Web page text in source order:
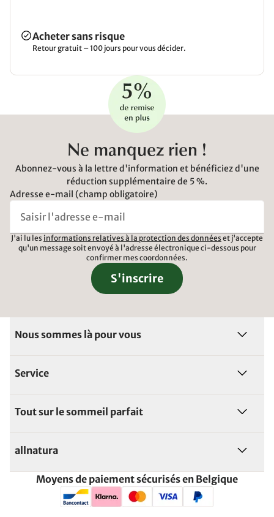
Acheter sans risque
Retour gratuit – 100 jours pour vous décider.
Ne manquez rien !
Abonnez-vous à la lettre d'information et bénéficiez d'une
réduction supplémentaire de 5 %.
Adresse e-mail (champ obligatoire)
J'ai lu les informations relatives à la protection des données et j'accepte
qu'un message soit envoyé à l'adresse électronique ci-dessous pour
confirmer mes coordonnées.
S'inscrire
Nous sommes là pour vous
Service
Tout sur le sommeil parfait
allnatura
Moyens de paiement sécurisés en Belgique